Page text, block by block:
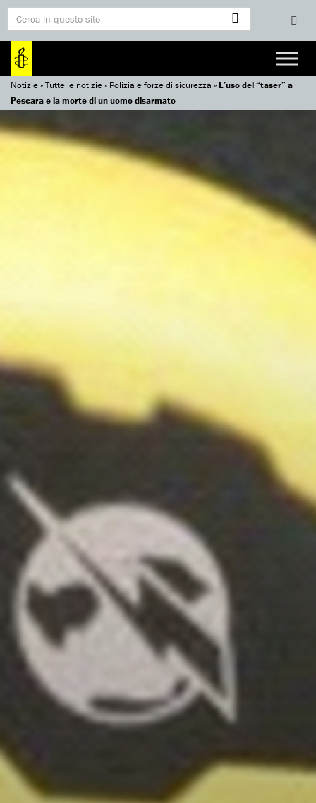
Notizie»Tutte le notizie» Polizia e forze di sicurezza »L’uso del “taser” a
Pescara e la morte di un uomo disarmato